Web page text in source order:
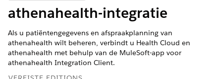
athenahealth-integratie
Als u patiëntengegevens en afspraakplanning van
athenahealth wilt beheren, verbindt u Health Cloud en
athenahealth met behulp van de MuleSoft-app voor
athenahealth Integration Client.